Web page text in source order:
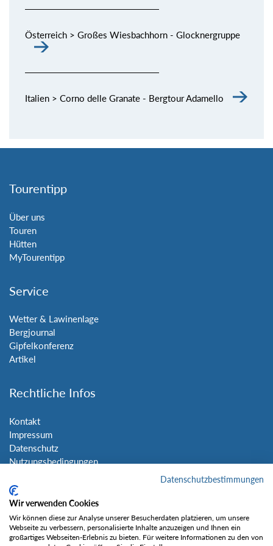
Österreich > Großes Wiesbachhorn - Glocknergruppe
Italien > Corno delle Granate - Bergtour Adamello
Tourentipp
Über uns
Touren
Hütten
MyTourentipp
Service
Wetter & Lawinenlage
Bergjournal
Gipfelkonferenz
Artikel
Rechtliche Infos
Kontakt
Impressum
Datenschutz
Nutzungsbedingungen
Social Media
Datenschutzbestimmungen
Wir verwenden Cookies
Wir können diese zur Analyse unserer Besucherdaten platzieren, um unsere
Webseite zu verbessern, personalisierte Inhalte anzuzeigen und Ihnen ein
großartiges Webseiten-Erlebnis zu bieten. Für weitere Informationen zu den von